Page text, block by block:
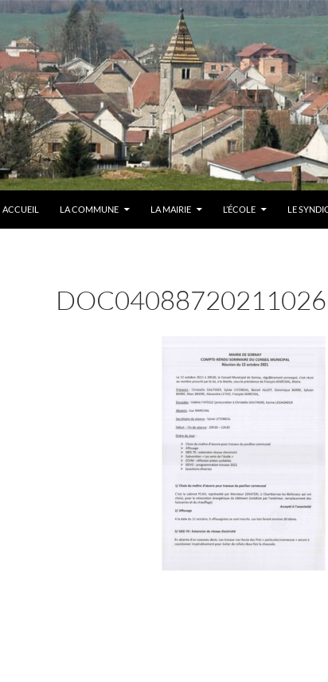
ACCUEIL LA COMMUNE LA MAIRIE L’ÉCOLE LE